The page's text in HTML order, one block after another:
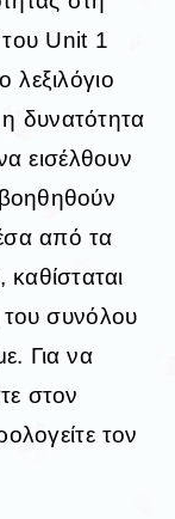
Unit 1
λεξιλόγιο
η δυνατότητα
εισέλθουν
από τα
συνόλου
Για να
στον
τον